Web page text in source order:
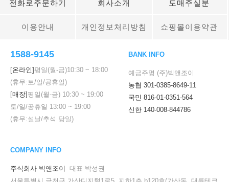
전화로주문하기 회사소개 도매주실분
이용안내 개인정보처리방침 쇼핑몰이용약관
1588-9145
[온라인]평일(월-금)10:30 ~ 18:00
(휴무:토/일/공휴일)
[매장]평일(월-금) 10:30 ~ 19:00
토/일/공휴일 13:00 ~ 19:00
(휴무:설날/추석 당일)
BANK INFO
예금주명 (주)빅앤조이
농협 301-0385-8649-11
국민 816-01-0351-564
신한 140-008-844786
COMPANY INFO
주식회사 빅앤조이
대표 박성권